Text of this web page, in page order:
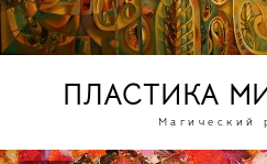
ПЛАСТИКА
Магический